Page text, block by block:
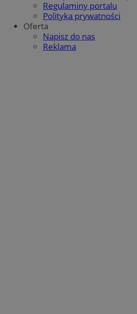
Regulaminy portalu
Polityka prywatności
Oferta
Napisz do nas
Reklama